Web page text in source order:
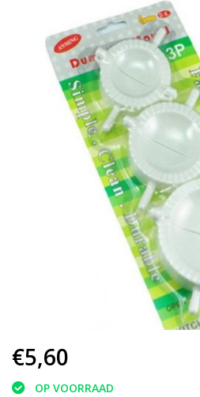
€5,60
OP VOORRAAD